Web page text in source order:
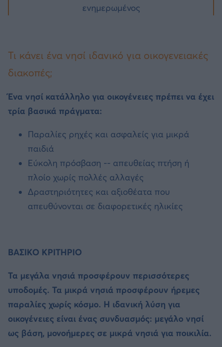
ενημερωμένος
Τι κάνει ένα νησί ιδανικό για οικογενειακές
διακοπές;
Ένα νησί κατάλληλο για οικογένειες πρέπει να έχει
τρία βασικά πράγματα:
Παραλίες ρηχές και ασφαλείς για μικρά
παιδιά
Εύκολη πρόσβαση -- απευθείας πτήση ή
πλοίο χωρίς πολλές αλλαγές
Δραστηριότητες και αξιοθέατα που
απευθύνονται σε διαφορετικές ηλικίες
ΒΑΣΙΚΟ ΚΡΙΤΗΡΙΟ
Τα μεγάλα νησιά προσφέρουν περισσότερες
υποδομές. Τα μικρά νησιά προσφέρουν ήρεμες
παραλίες χωρίς κόσμο. Η ιδανική λύση για
οικογένειες είναι ένας συνδυασμός: μεγάλο νησί
ως βάση, μονοήμερες σε μικρά νησιά για ποικιλία.